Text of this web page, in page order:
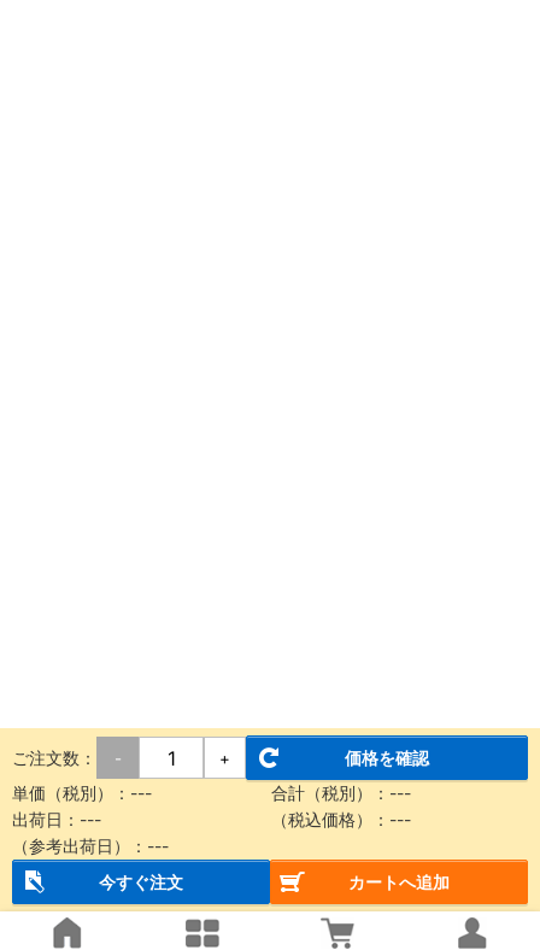
ご注文数： - +
価格を確認
単価（税別）： --- 合計（税別）： ---
出荷日： --- （税込価格）： ---
（参考出荷日）： ---
今すぐ注文
カートへ追加